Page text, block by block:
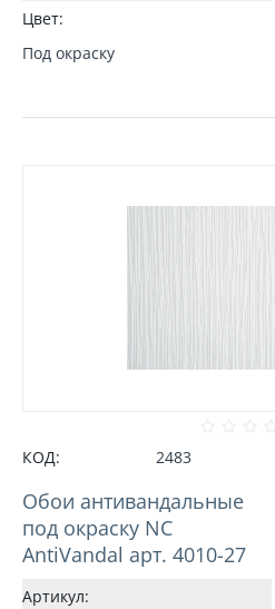
Цвет:
Под окраску
КОД: 2483
Обои антивандальные
под окраску NC
AntiVandal арт. 4010-27
Артикул: